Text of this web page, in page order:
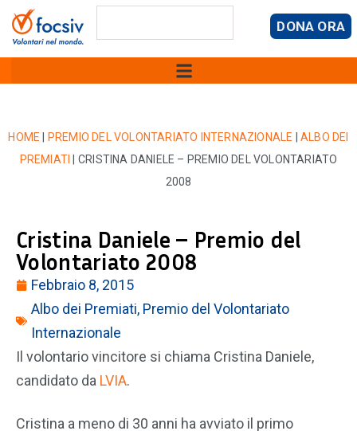
DONA ORA
HOME PREMIO DEL VOLONTARIATO INTERNAZIONALE |ALBO DEI
PREMIATI
CRISTINA DANIELE – PREMIO DEL VOLONTARIATO
2008
Cristina Daniele – Premio del
Volontariato 2008
Febbraio 8, 2015
Albo dei Premiati, Premio del Volontariato
Internazionale
Il volontario vincitore si chiama Cristina Daniele,
candidato da LVIA.
Cristina a meno di 30 anni ha avviato il primo